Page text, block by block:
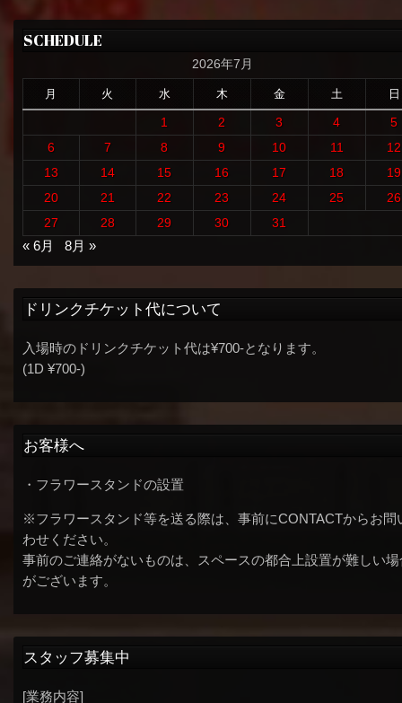
SCHEDULE
2026年7月
月 火 水 木 金 土 日
1 2 3 4
5
6
7 8 9 10 11
12
13
14 15 16 17 18
19
20
21 22 23 24 25
26
27
28 29 30
31
« 6月
8月 »
ドリンクチケット代について
入場時のドリンクチケット代は¥700-となります。
(1D ¥700-)
お客様へ
・フラワースタンドの設置
※フラワースタンド等を送る際は、事前にCONTACTからお問
わせください。
事前のご連絡がないものは、スペースの都合上設置が難しい場
がございます。
スタッフ募集中
[業務内容]